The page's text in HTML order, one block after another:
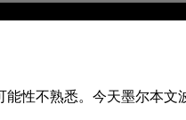
性不熟悉。今天墨尔本文